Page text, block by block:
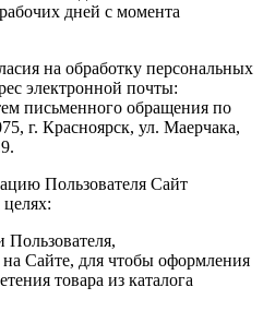
дней с момента
на обработку персональных
электронной почты:
письменного обращения по
г. Красноярск, ул. Маерчака,
Пользователя Сайт
на Сайте, для чтобы оформления
товара из каталога